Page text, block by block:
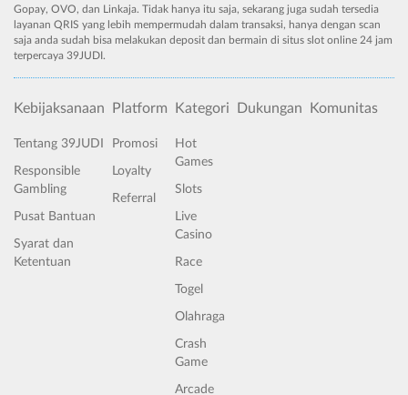
Gopay, OVO, dan Linkaja. Tidak hanya itu saja, sekarang juga sudah tersedia
layanan QRIS yang lebih mempermudah dalam transaksi, hanya dengan scan
saja anda sudah bisa melakukan deposit dan bermain di situs slot online 24 jam
terpercaya 39JUDI.
Kebijaksanaan
Tentang 39JUDI
Responsible
Gambling
Pusat Bantuan
Syarat dan
Ketentuan
Platform
Promosi
Loyalty
Referral
Kategori
Hot
Games
Slots
Live
Casino
Race
Togel
Olahraga
Crash
Game
Arcade
Dukungan Komunitas